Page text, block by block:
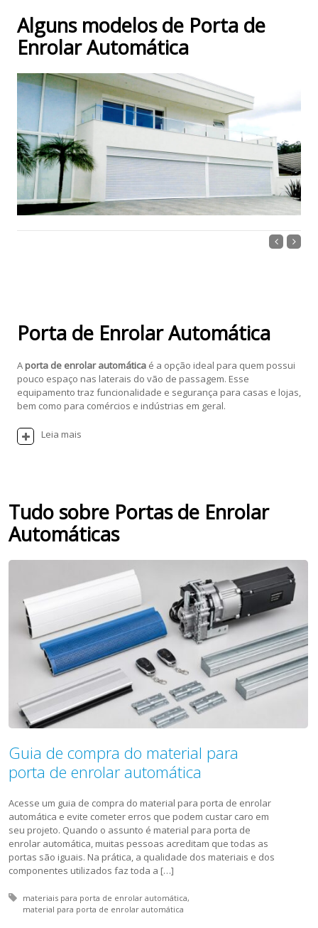
Alguns modelos de Porta de
Enrolar Automática
Porta de Enrolar Automática
A porta de enrolar automáticaé a opção ideal para quem possui
pouco espaço nas laterais do vão de passagem. Esse
equipamento traz funcionalidade e segurança para casas e lojas,
bem como para comércios e indústrias em geral.
Leia mais
Tudo sobre Portas de Enrolar
Automáticas
Guia de compra do material para
porta de enrolar automática
Acesse um guia de compra do material para porta de enrolar
automática e evite cometer erros que podem custar caro em
seu projeto. Quando o assunto é material para porta de
enrolar automática, muitas pessoas acreditam que todas as
portas são iguais. Na prática, a qualidade dos materiais e dos
componentes utilizados faz toda a […]
Tagged with:
materiais para porta de enrolar automática
material para porta de enrolar automática